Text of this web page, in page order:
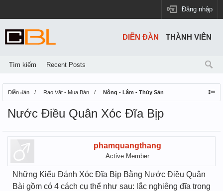
Đăng nhập
Diễn đàn Rao Vặt - Mua Bán Nông - Lâm - Thủy Sản
Nước Điều Quân Xóc Đĩa Bịp
phamquangthang
Active Member
Những Kiểu Đánh Xóc Đĩa Bịp Bằng Nước Điều Quân
Bài gồm có 4 cách cụ thể như sau: lắc nghiêng đĩa trong
DIỄN ĐÀN
Tìm kiếm Recent Posts
THÀNH VIÊN